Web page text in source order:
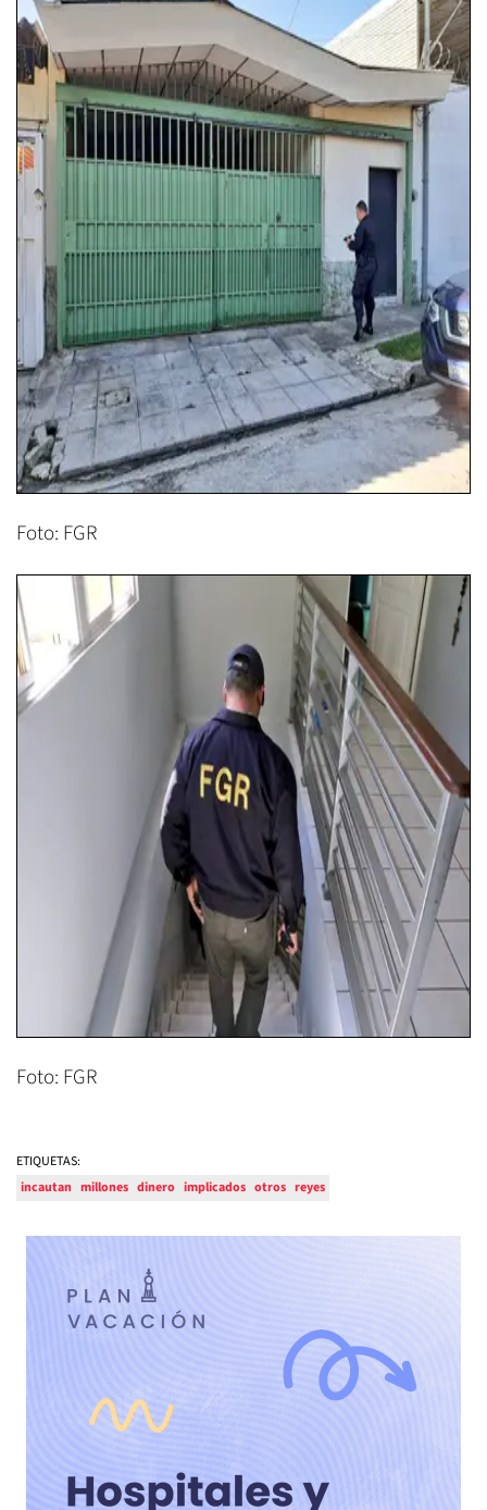
Foto: FGR
Foto: FGR
ETIQUETAS:
incautan millones dinero implicados otros reyes